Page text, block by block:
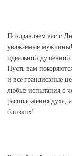
Поздравляем вас с
уважаемые мужчины!
идеальной душевной
Пусть вам
и все грандиозные
любые испытания с
расположения духа,
близких!